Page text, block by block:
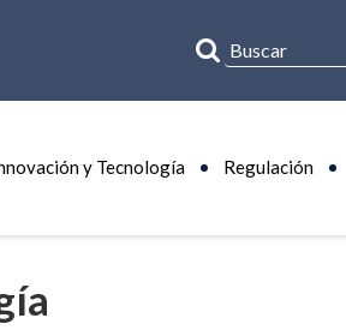
y Tecnología Regulación